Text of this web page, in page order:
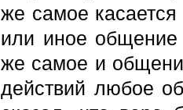
же самое
или иное общение
же самое и
действий любое